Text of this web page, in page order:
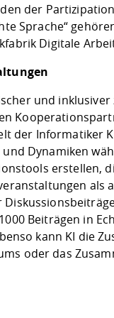
der
Sprache“
Digitale
und
der Informatiker
Dynamiken
erstellen,
Beiträgen in
kann KI die
oder das